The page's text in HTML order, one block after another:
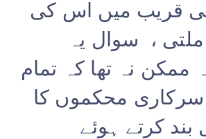
قریب میں اس کی
، سوال یہ
ممکن نہ تھا کہ تمام
سرکاری محکموں کا
کرتے ہوئے